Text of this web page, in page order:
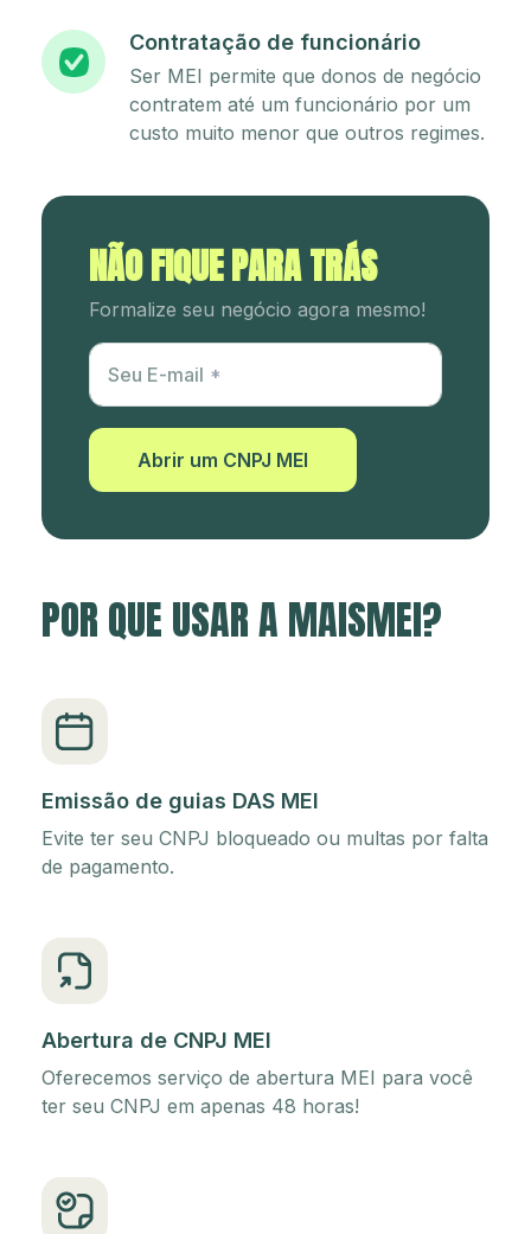
Contratação de funcionário
Ser MEI permite que donos de negócio
contratem até um funcionário por um
custo muito menor que outros regimes.
NÃO FIQUE PARA TRÁS
Formalize seu negócio agora mesmo!
Utm Content
Seu E-mail
Abrir um CNPJ MEI
POR QUE USAR A MAISMEI?
Emissão de guias DAS MEI
Evite ter seu CNPJ bloqueado ou multas por falta
de pagamento.
Abertura de CNPJ MEI
Oferecemos serviço de abertura MEI para você
ter seu CNPJ em apenas 48 horas!